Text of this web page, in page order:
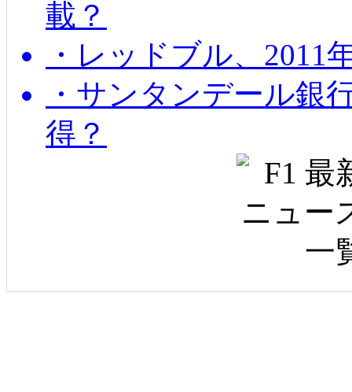
載？
・レッドブル、2011
・サンタンデール銀
得？